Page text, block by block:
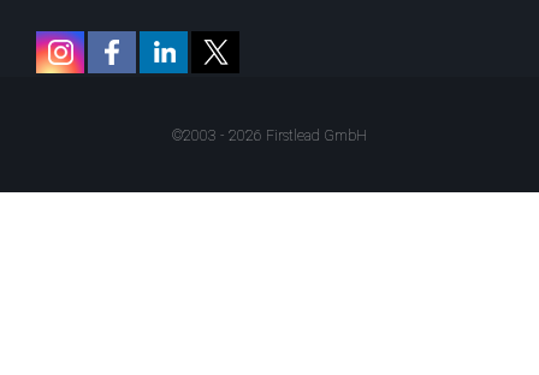
©2003 - 2026 Firstlead GmbH